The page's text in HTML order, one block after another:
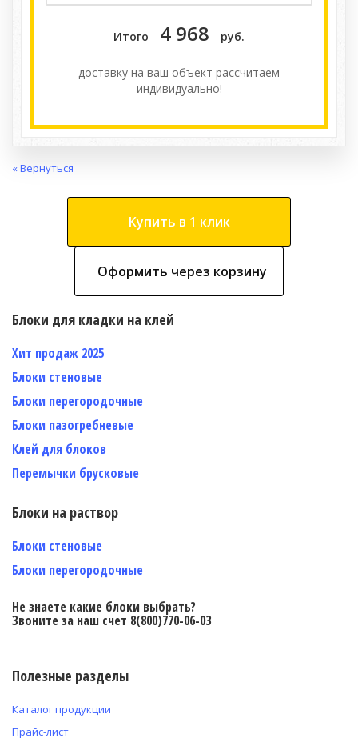
Итого 4 968 руб.
доставку на ваш объект расcчитаем
индивидуально!
« Вернуться
Купить в 1 клик
Оформить через корзину
Блоки для кладки на клей
Хит продаж 2025
Блоки стеновые
Блоки перегородочные
Блоки пазогребневые
Клей для блоков
Перемычки брусковые
Блоки на раствор
Блоки стеновые
Блоки перегородочные
Не знаете какие блоки выбрать?
Звоните за наш счет 8(800)770-06-03
Полезные разделы
Каталог продукции
Прайс-лист